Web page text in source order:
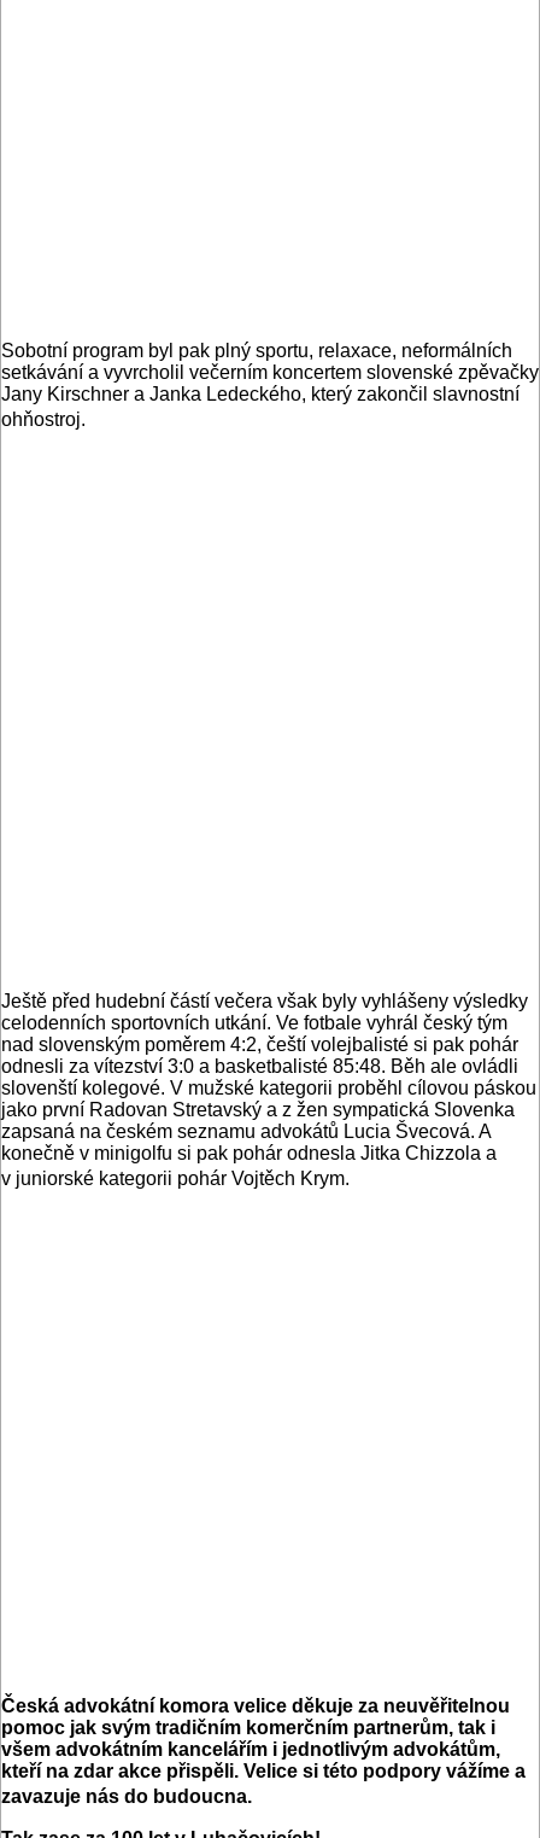
Sobotní program byl pak plný sportu, relaxace, neformálních
setkávání a vyvrcholil večerním koncertem slovenské zpěvačky
Jany Kirschner a Janka Ledeckého, který zakončil slavnostní
ohňostroj.
Ještě před hudební částí večera však byly vyhlášeny výsledky
celodenních sportovních utkání. Ve fotbale vyhrál český tým
nad slovenským poměrem 4:2, čeští volejbalisté si pak pohár
odnesli za vítezství 3:0 a basketbalisté 85:48. Běh ale ovládli
slovenští kolegové. V mužské kategorii proběhl cílovou páskou
jako první Radovan Stretavský a z žen sympatická Slovenka
zapsaná na českém seznamu advokátů Lucia Švecová. A
konečně v minigolfu si pak pohár odnesla Jitka Chizzola a
v juniorské kategorii pohár Vojtěch Krym.
Česká advokátní komora velice děkuje za neuvěřitelnou
pomoc jak svým tradičním komerčním partnerům, tak i
všem advokátním kancelářím i jednotlivým advokátům,
kteří na zdar akce přispěli. Velice si této podpory vážíme a
zavazuje nás do budoucna.